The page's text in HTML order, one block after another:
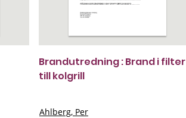
Brandutredning : Brand i filter
till kolgrill
Ahlberg, Per